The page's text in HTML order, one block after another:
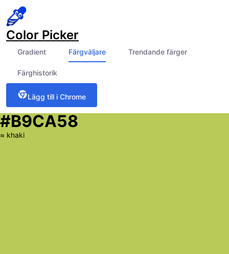
Color Picker
Gradient Färgväljare Trendande färger
Färghistorik
Lägg till i Chrome
#B9CA58
≈ khaki